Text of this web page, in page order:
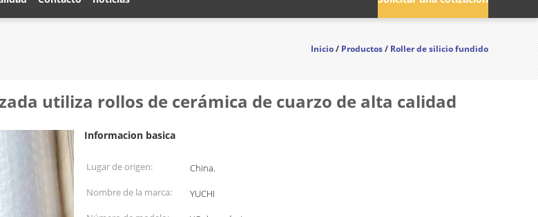
Inicio/Productos/Roller de silicio fundido
utiliza rollos de cerámica de cuarzo de alta calidad
Informacion basica
Lugar de origen:
China.
Nombre de la marca:
YUCHI